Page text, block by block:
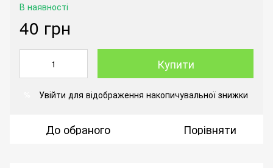
В наявності
40 грн
Купити
Увійти для відображення накопичувальної знижки
До обраного Порівняти